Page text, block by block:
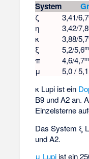
System
ζ 3,41/6,7
η
3,42/7,8
κ
3,88/5,7
ξ
5,2/5,6m
π
4,6/4,7m
μ
5,0 /
κ Lupi ist ein
B9 und A2 an.
Einzelsterne
Das System ξ
und A2.
μ Lupi ist ein